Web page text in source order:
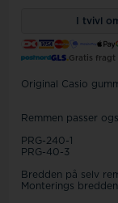
I tvivl
Gratis fragt
Original Casio
Remmen passer
PRG-240-1
PRG-40-3
Bredden på selv
Monterings